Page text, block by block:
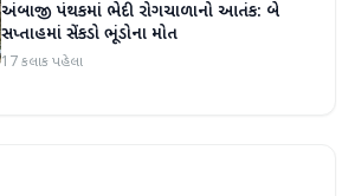
અંબાજી પંથકમાં ભેદી રોગચાળાનો આતંક: બે
સપ્તાહમાં સેંકડો ભૂંડોના મોત
17 કલાક પહેલા